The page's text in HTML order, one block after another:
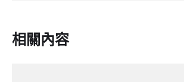
相關內容